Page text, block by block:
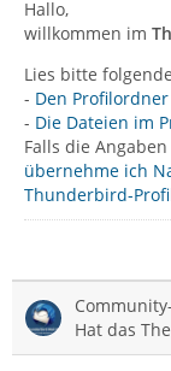
Hallo,
willkommen im
Lies bitte
- Den
- Die Dateien im
Falls die
übernehme ich
Thunderbird-
Hat das